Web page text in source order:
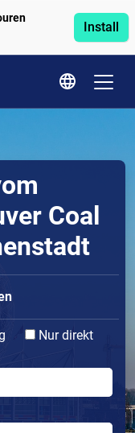
Install
Coal
Nur direkt